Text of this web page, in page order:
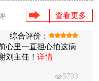
查看更多
综合评价：
心里一直担心怕这病
刘主任！详情
5703